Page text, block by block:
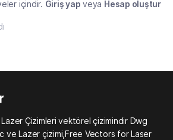
içindir. Giriş yap veya Hesap oluştur
Lazer Çizimleri vektörel çizimindir Dwg
ve Lazer çizimi,Free Vectors for Laser